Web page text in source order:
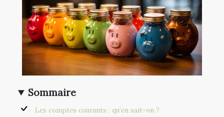
Sommaire
Les comptes courants : qu’en sait-on ?